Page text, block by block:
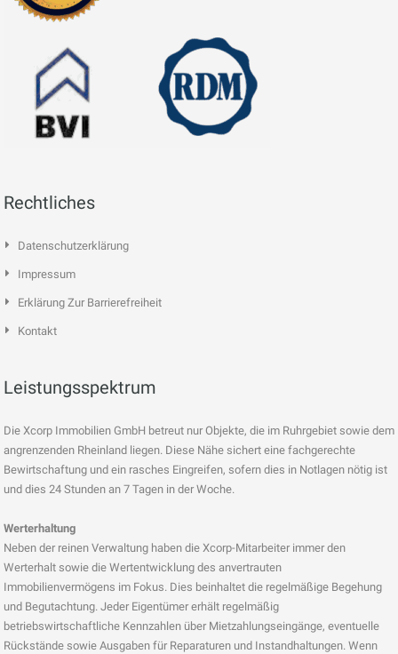
Rechtliches
Datenschutzerklärung
Impressum
Erklärung Zur Barrierefreiheit
Kontakt
Leistungsspektrum
Die Xcorp Immobilien GmbH betreut nur Objekte, die im Ruhrgebiet sowie dem
angrenzenden Rheinland liegen. Diese Nähe sichert eine fachgerechte
Bewirtschaftung und ein rasches Eingreifen, sofern dies in Notlagen nötig ist
und dies 24 Stunden an 7 Tagen in der Woche.
Werterhaltung
Neben der reinen Verwaltung haben die Xcorp-Mitarbeiter immer den
Werterhalt sowie die Wertentwicklung des anvertrauten
Immobilienvermögens im Fokus. Dies beinhaltet die regelmäßige Begehung
und Begutachtung. Jeder Eigentümer erhält regelmäßig
betriebswirtschaftliche Kennzahlen über Mietzahlungseingänge, eventuelle
Rückstände sowie Ausgaben für Reparaturen und Instandhaltungen. Wenn